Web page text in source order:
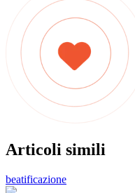
Articoli simili
beatificazione